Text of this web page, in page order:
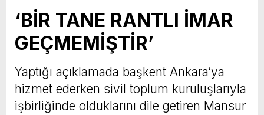
‘BİR TANE RANTLI İMAR
GEÇMEMİŞTİR’
Yaptığı açıklamada başkent Ankara’ya
hizmet ederken sivil toplum kuruluşlarıyla
işbirliğinde olduklarını dile getiren Mansur